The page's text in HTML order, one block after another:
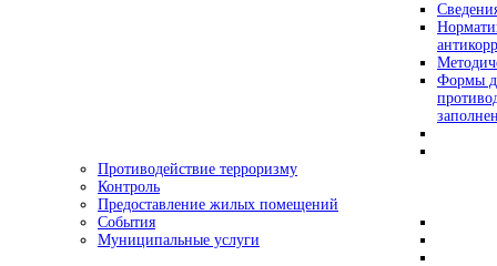
Формы
Противодействие терроризму
Контроль
Предоставление жилых помещений
События
Муниципальные услуги